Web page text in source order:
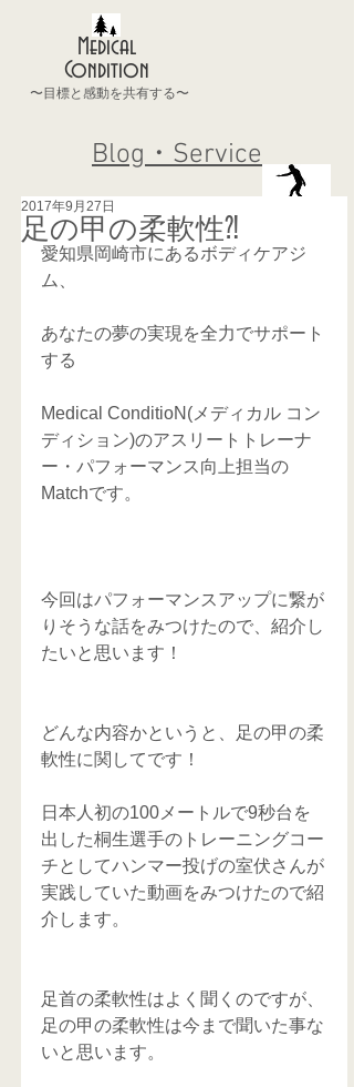
Medical
Condition
〜目標と感動を共有する〜
Blog・Service
足の甲の柔軟性⁈
2017年9月27日
愛知県岡崎市にあるボディケアジ
ム、
あなたの夢の実現を全力でサポート
する
Medical ConditioN(メディカル コン
ディション)のアスリートトレーナ
ー・パフォーマンス向上担当の
Matchです。
今回はパフォーマンスアップに繋が
りそうな話をみつけたので、紹介し
たいと思います！
どんな内容かというと、足の甲の柔
軟性に関してです！
日本人初の100メートルで9秒台を
出した桐生選手のトレーニングコー
チとしてハンマー投げの室伏さんが
実践していた動画をみつけたので紹
介します。
足首の柔軟性はよく聞くのですが、
足の甲の柔軟性は今まで聞いた事な
いと思います。